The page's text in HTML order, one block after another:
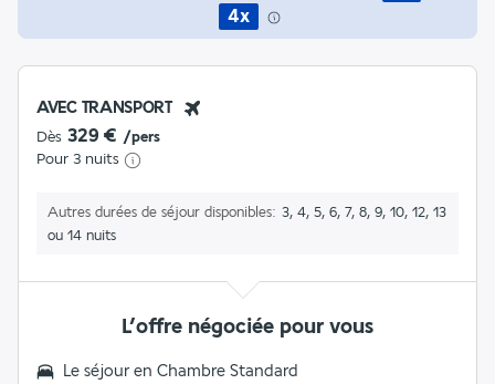
4x
AVEC TRANSPORT
Dès 329 € /pers
Pour 3 nuits
Autres durées de séjour disponibles
3, 4, 5, 6, 7, 8, 9, 10, 12, 13
ou 14 nuits
L’offre négociée pour vous
Le séjour en Chambre Standard